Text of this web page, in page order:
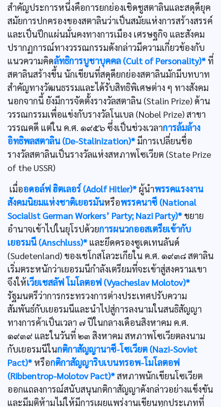
สำคัญประการหนึ่งคือการยกย่องเชิดชูสตาลินและสดุดียุค
สมัยการปกครองของสตาลินว่าเป็นสมัยแห่งการสร้างสรรค์
และเป็นปึกแผ่นมั่นคงทางการเมือง เศรษฐกิจ และสังคม
ปรากฏการณ์ทางวรรณกรรมดังกล่าวมีความเกี่ยวข้องกับ
แนวความคิดลัทธิการบูชาบุคคล (Cult of Personality)* ที่
สตาลินสร้างขึ้น นักเขียนที่สดุดียกย่องสตาลินมักมีบทบาท
สำคัญทางวัฒนธรรมและได้รับสิทธิพิเศษต่าง ๆ ทางสังคม
นอกจากนี้ ยังมีการจัดตั้งรางวัลสตาลิน (Stalin Prize) ด้าน
วรรณกรรมเพื่อแข่งกับรางวัลโนเบล (Nobel Prize) สาขา
วรรณคดี แต่ใน ค.ศ. ๑๙๕๖ ซึ่งเป็นช่วงเวลาการล้มล้าง
อิทธิพลสตาลิน (De-Stalinization)* มีการเปลี่ยนชื่อ
รางวัลสตาลินเป็นรางวัลแห่งสหภาพโซเวียต (State Prize
of the USSR)
เมื่ออดอล์ฟ ฮิตเลอร์ (Adolf Hitler)* ผู้นำพรรคแรงงาน
สังคมนิยมแห่งชาติเยอรมันหรือพรรคนาซี (National
Socialist German Workers’ Party; Nazi Party)* ขยาย
อำนาจเข้าไปในยุโรปด้วยการผนวกออสเตรียเข้ากับ
เยอรมนี (Anschluss)* และยึดครองซูเดเทนลันด์
(Sudetenland) ของเชโกสโลวะเกียใน ค.ศ. ๑๙๓๘ สตาลิน
เริ่มตระหนักว่าเยอรมนีกำลังเตรียมที่จะเข้าสู่สงครามเขา
จึงให้เวียเชสลัฟ โมโลตอฟ (Vyacheslav Molotov)*
รัฐมนตรีว่าการกระทรวงการต่างประเทศปรับความ
สัมพันธ์กับเยอรมนีและนำไปสู่การลงนามในสนธิสัญญา
ทางการค้าเป็นเวลา ๗ ปีในกลางเดือนสิงหาคม ค.ศ.
๑๙๓๙ และในวันที่ ๒๓ สิงหาคม สหภาพโซเวียตลงนาม
กับเยอรมนีในกติกาสัญญานาซี-โซเวียต (Nazi-Soviet
Pact)* หรือกติกาสัญญาริบเบนทรอพ-โมโลตอฟ
(Ribbentrop-Molotov Pact)*สหภาพนักเขียนโซเวียต
ออกแถลงการณ์สนับสนุนกติกาสัญญาดังกล่าวอย่างแข็งขัน
และมีมติห้ามไม่ให้มีการเผยแพร่งานเขียนทุกประเภทที่